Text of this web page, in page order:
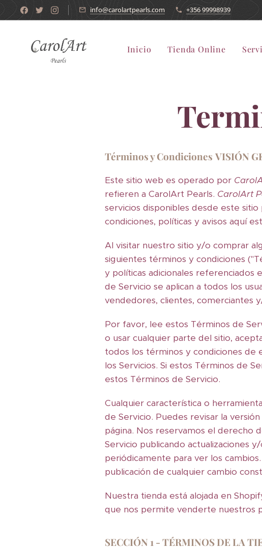
info@carolartpearls.com +356 99998939
Inicio Tienda Online
Términos y Condiciones VISIÓN
Este sitio web es operado por
refieren a CarolArt Pearls. CarolArt
servicios disponibles desde este
condiciones, políticas y avisos aquí
Al visitar nuestro sitio y/o comprar
siguientes términos y condiciones
y políticas adicionales referenciados
de Servicio se aplican a todos los
vendedores, clientes, comerciantes
Por favor, lee estos Términos de
o usar cualquier parte del sitio,
todos los términos y condiciones de
los Servicios. Si estos Términos de
estos Términos de Servicio.
Cualquier característica o
de Servicio. Puedes revisar la
página. Nos reservamos el derecho
Servicio publicando actualizaciones
periódicamente para ver los
publicación de cualquier cambio
Nuestra tienda está alojada en
que nos permite venderte nuestros
SECCIÓN 1 - TÉRMINOS DE LA